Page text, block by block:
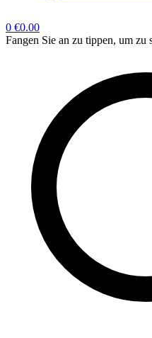
0 €0.00
Fangen Sie an zu tippen, um zu